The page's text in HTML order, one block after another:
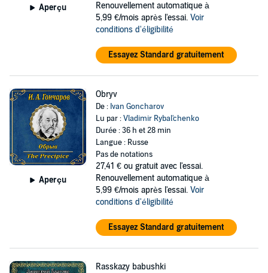
Aperçu
Renouvellement automatique à
5,99 €/mois après l'essai. Voir
conditions d'éligibilité
Essayez Standard gratuitement
Aperçu
Obryv
De : Ivan Goncharov
Lu par :Vladimir Rybal'chenko
Durée : 36 h et 28 min
Langue : Russe
Pas de notations
27,41 € ou gratuit avec l'essai.
Renouvellement automatique à
5,99 €/mois après l'essai. Voir
conditions d'éligibilité
Essayez Standard gratuitement
Rasskazy babushki